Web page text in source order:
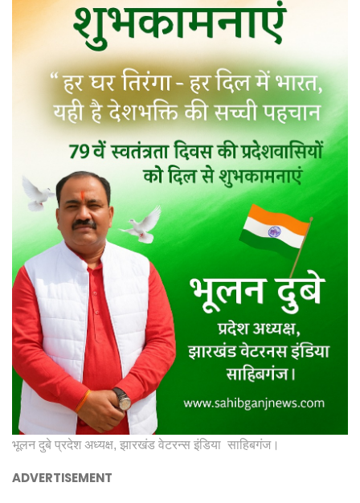
भूलन दुबे प्रदेश अध्यक्ष, झारखंड वेटरन्स इंडिया साहिबगंज।
ADVERTISEMENT